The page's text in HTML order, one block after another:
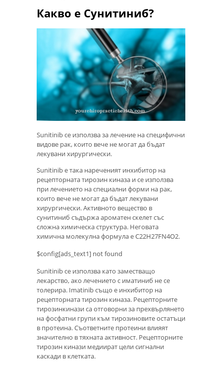
Какво е Сунитиниб?
Sunitinib се използва за лечение на специфични
видове рак, които вече не могат да бъдат
лекувани хирургически.
Sunitinib е така нареченият инхибитор на
рецепторната тирозин киназа и се използва
при лечението на специални форми на рак,
които вече не могат да бъдат лекувани
хирургически. Активното вещество в
сунитиниб съдържа ароматен скелет със
сложна химическа структура. Неговата
химична молекулна формула е C22H27FN4O2.
$config[ads_text1] not found
Sunitinib се използва като заместващо
лекарство, ако лечението с иматиниб не се
толерира. Imatinib също е инхибитор на
рецепторната тирозин киназа. Рецепторните
тирозинкинази са отговорни за прехвърлянето
на фосфатни групи към тирозиновите остатъци
в протеина. Съответните протеини влияят
значително в тяхната активност. Рецепторните
тирозин кинази медиират цели сигнални
каскади в клетката.